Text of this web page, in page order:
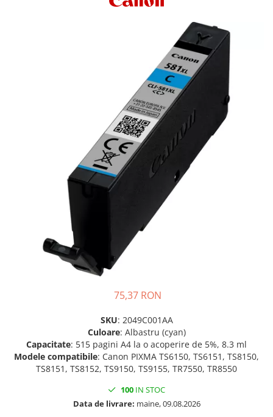
Cartuse inkjet si cerneala
Consumabile imprimanta
compatibile
Tonere compatibile
Accesorii imprimante 3D
Filament imprimanta 3D
Laptopuri / notebookuri
75,37 RON
SKU: 2049C001AA
Culoare: Albastru (cyan)
Capacitate: 515 pagini A4 la o acoperire de 5%, 8.3 ml
Modele compatibile: Canon PIXMA TS6150, TS6151, TS8150,
TS8151, TS8152, TS9150, TS9155, TR7550, TR8550
100 IN STOC
Data de livrare: maine, 09.08.2026